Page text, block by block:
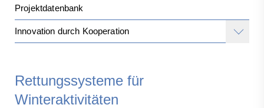
Projektdatenbank
Innovation durch Kooperation
Rettungssysteme für
Winteraktivitäten